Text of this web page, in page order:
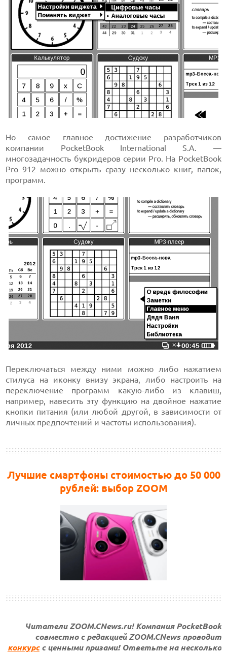
Но самое главное достижение разработчиков
компании PocketBook International S.A. —
многозадачность букридеров серии Pro. На PocketBook
Pro 912 можно открыть сразу несколько книг, папок,
программ.
Переключаться между ними можно либо нажатием
стилуса на иконку внизу экрана, либо настроить на
переключение программ какую-либо из клавиш,
например, навесить эту функцию на двойное нажатие
кнопки питания (или любой другой, в зависимости от
личных предпочтений и частоты использования).
Лучшие смартфоны стоимостью до 50 000
рублей: выбор ZOOM
Читатели ZOOM.CNews.ru! Компания PocketBook
совместно с редакцией ZOOM.CNews проводит
конкурсс ценными призами! Ответьте на несколько